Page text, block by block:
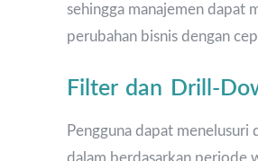
sehingga manajemen dapat
perubahan bisnis dengan
Filter dan Drill-
Pengguna dapat menelusuri
dalam berdasarkan periode